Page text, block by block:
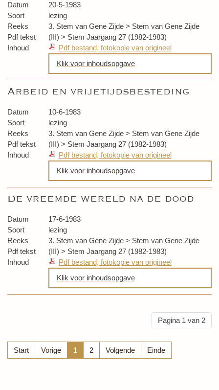
Datum
20-5-1983
Soort
lezing
Reeks
3. Stem van Gene Zijde > Stem van Gene Zijde
(III) > Stem Jaargang 27 (1982-1983)
Pdf tekst
Pdf bestand, fotokopie van origineel
Inhoud
Klik voor inhoudsopgave
De ziel en de geest en de relatie beiden
Arbeid en vrijetijdsbesteding
Datum
10-6-1983
Soort
lezing
Reeks
3. Stem van Gene Zijde > Stem van Gene Zijde
(III) > Stem Jaargang 27 (1982-1983)
Pdf tekst
Pdf bestand, fotokopie van origineel
Inhoud
Klik voor inhoudsopgave
Beantwoording vragen
De vreemde wereld na de dood
Datum
17-6-1983
Soort
lezing
Reeks
3. Stem van Gene Zijde > Stem van Gene Zijde
(III) > Stem Jaargang 27 (1982-1983)
Pdf tekst
Pdf bestand, fotokopie van origineel
Inhoud
Klik voor inhoudsopgave
Pagina 1 van 2
Start Vorige 1 2 Volgende Einde